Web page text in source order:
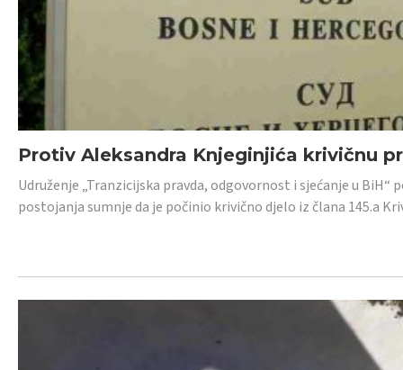
Protiv Aleksandra Knjeginjića krivičnu
Udruženje „Tranzicijska pravda, odgovornost i sjećanje u
postojanja sumnje da je počinio krivično djelo iz člana 145.a